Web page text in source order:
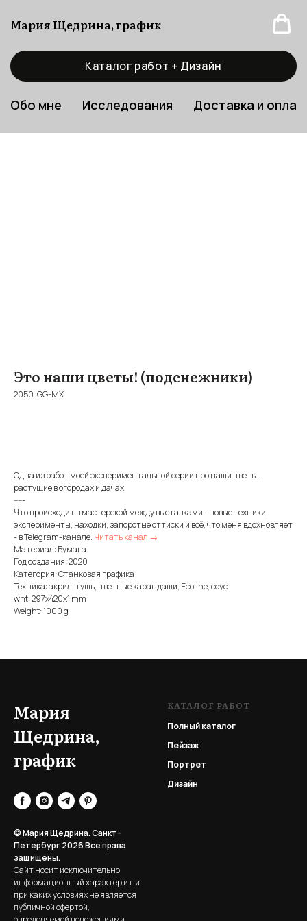
Мария Щедрина, график
Каталог работ + Дизайн
Обо мне Исследования Доставка и
Это наши цветы! (подснежники)
2050-GG-MX
Одна из работ моей экспериментальной серии про наши цветы,
растущие в огородах и дачах.
-----
Что происходит в мастерской между выставками - новые техники,
эксперименты, находки, запоротые оттиски и всё, что меня вдохновляет
- в Telegram-канале. Читать канал →
Материал: Бумага
Год создания: 2020
Категория: Станковая графика
Техника: акрил, тушь, цветные карандаши, Ecoline, соус
wht: 297x420x1 mm
Weight: 1000 g
Мария
Щедрина,
график
© Мария Щедрина. Санкт-
Петербург 2026Все права
защищены.
Сайт носит исключительно
информационный характер и ни
при каких условиях не является
публичной офертой,
КАТАЛОГ РАБОТ
Полный каталог
Пейзаж
Портрет
Дизайн